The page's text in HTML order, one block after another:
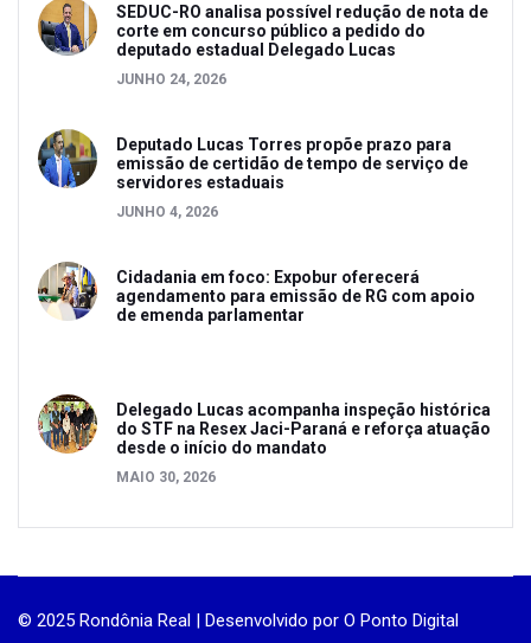
SEDUC-RO analisa possível redução de nota de
corte em concurso público a pedido do
deputado estadual Delegado Lucas
JUNHO 24, 2026
Deputado Lucas Torres propõe prazo para
emissão de certidão de tempo de serviço de
servidores estaduais
JUNHO 4, 2026
Cidadania em foco: Expobur oferecerá
agendamento para emissão de RG com apoio
de emenda parlamentar
Delegado Lucas acompanha inspeção histórica
do STF na Resex Jaci-Paraná e reforça atuação
desde o início do mandato
MAIO 30, 2026
© 2025 Rondônia Real | Desenvolvido por O Ponto Digital